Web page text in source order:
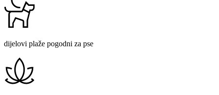
dijelovi plaže pogodni za pse